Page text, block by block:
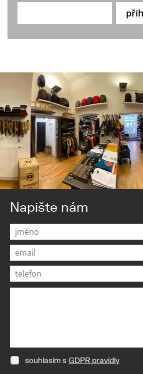
Napište nám
souhlasím s GDPR pravidly